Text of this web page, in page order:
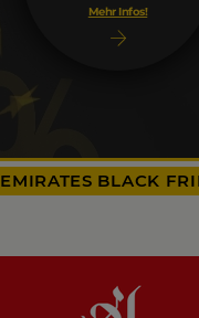
Mehr Infos!
EMIRATES BLACK